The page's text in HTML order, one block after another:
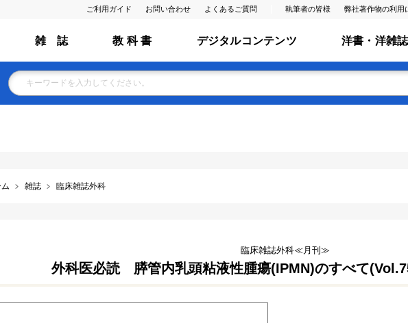
ご利用ガイド お問い合わせ よくあるご質問 執筆者の皆様 弊社著作物の利用
雑 誌 教 科 書 デジタルコンテンツ 洋書・洋雑誌
雑誌 臨床雑誌外科
臨床雑誌外科≪月刊≫
外科医必読 膵管内乳頭粘液性腫瘍(IPMN)のすべて